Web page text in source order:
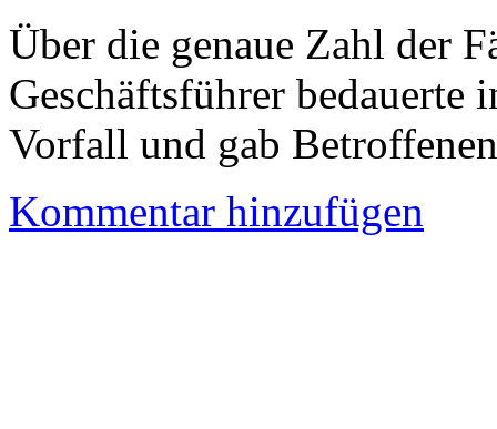
Über die genaue Zahl der
Geschäftsführer bedauerte
Vorfall und gab
Kommentar hinzufügen